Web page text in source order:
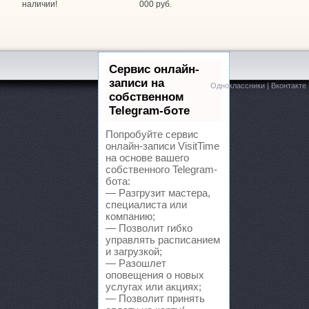
Avto, автотехцентр
AVTO, магазин автозапчастей для китайских
автокомплекс
магазин автозапчастей Лермонтова, 343
Дзержинского, 2/2
магазин автозапчастей для Opel, Chevrolet, Daewoo
Gear, магазин автозапчастей Параллельный 1-й проезд, 8
торгово-сервисный центр для Chevrolet, Honda,
AUTO, интернет-магазин автозапчастей
наличии!
000 руб.
Сервис онлайн-
записи на
собственном
Telegram-боте
Попробуйте сервис
онлайн-записи VisitTime
на основе вашего
собственного Telegram-
бота:
— Разгрузит мастера,
специалиста или
компанию;
— Позволит гибко
управлять расписанием
и загрузкой;
— Разошлет
оповещения о новых
услугах или акциях;
— Позволит принять
Одноклассники|Вконтакте